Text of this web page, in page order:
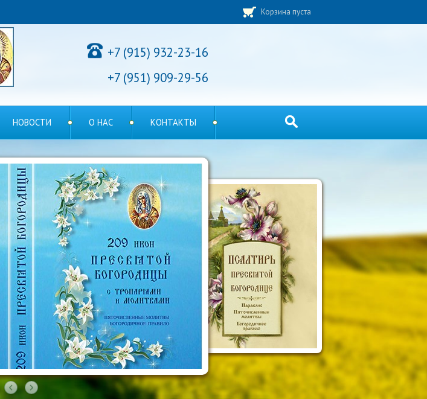
Корзина пуста
+7 (915) 932-23-16
+7 (951) 909-29-56
НОВОСТИ О НАС КОНТАКТЫ